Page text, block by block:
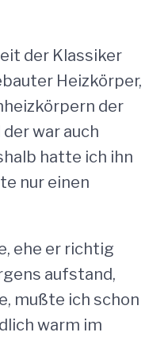
der Klassiker
Heizkörper,
der
war auch
hatte ich ihn
nur einen
ehe er richtig
aufstand,
mußte ich schon
warm im